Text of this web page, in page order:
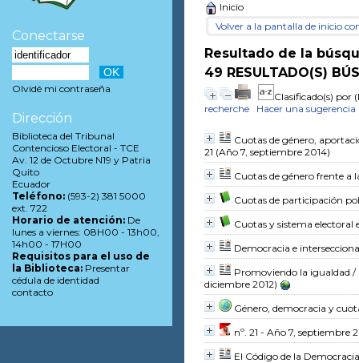
Inicio
Volver a la pantalla de inicio
Resultado de la
49 RESULTADO(S)
Clasificado(s) por
recherche
Hacer una sugerencia
Cuotas de género,
21 (Año 7, septiembre 2014)
Cuotas de género frente a
Cuotas de participación
Cuotas y sistema electoral
Democracia e
Promoviendo la igualdad /
diciembre 2012)
Género, democracia y
nº. 21 - Año 7, septiembre
El Código de la Democracia
Conectarse
Olvidé mi contraseña
Dirección
Biblioteca del Tribunal
Contencioso Electoral - TCE
Av. 12 de Octubre N19 y Patria
Quito
Ecuador
Teléfono: (593-2) 381 5000
ext. 722
Horario de atención: De
lunes a viernes: 08H00 - 13h00,
14h00 - 17H00
Requisitos para el uso de
la Biblioteca: Presentar
cédula de identidad
contacto